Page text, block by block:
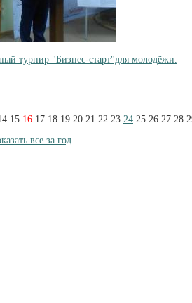
турнир "Бизнес-старт"для молодёжи.
15 16 17 18 19 20 21 22 23 24 25 26 27 28
все за год